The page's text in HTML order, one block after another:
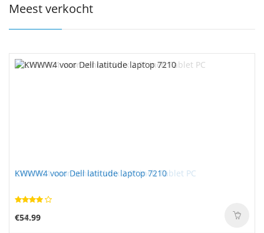
Meest verkocht
KWWW4 voor Dell latitude laptop 7210
€54.99